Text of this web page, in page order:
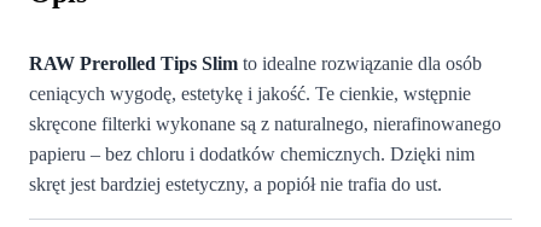
RAW Prerolled Tips Slim to idealne rozwiązanie dla osób
ceniących wygodę, estetykę i jakość. Te cienkie, wstępnie
skręcone filterki wykonane są z naturalnego, nierafinowanego
papieru – bez chloru i dodatków chemicznych. Dzięki nim
skręt jest bardziej estetyczny, a popiół nie trafia do ust.